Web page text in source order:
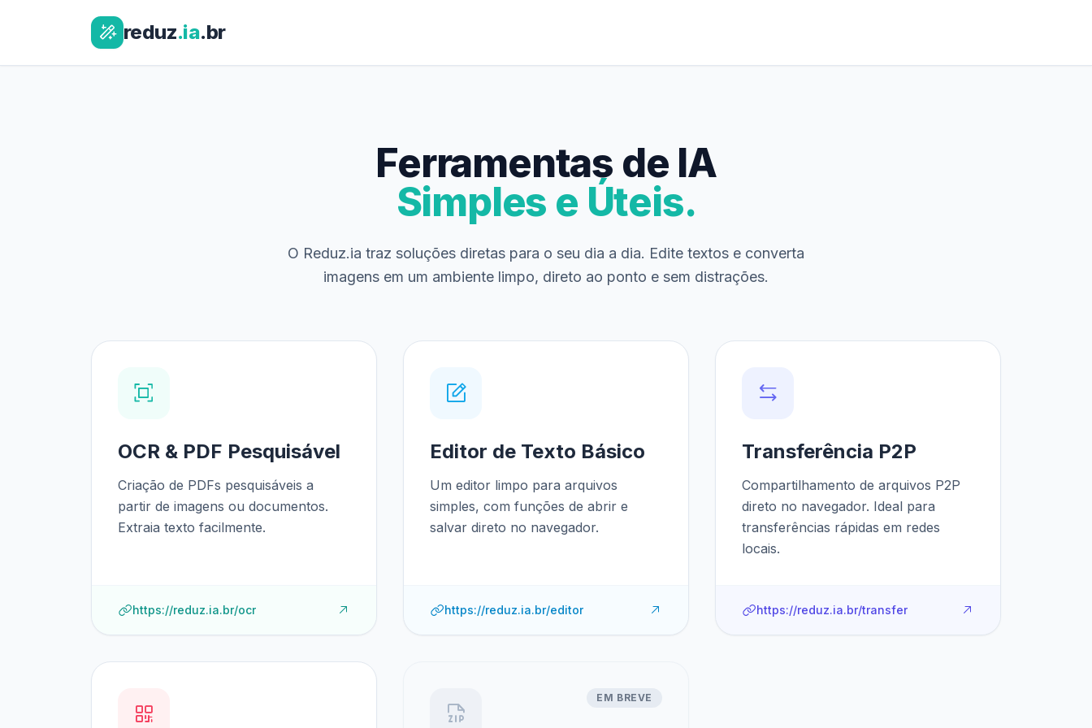
reduz.ia.br
Ferramentas de IA
Simples e Úteis.
O Reduz.ia traz soluções diretas para o seu dia a dia. Edite textos e converta
imagens em um ambiente limpo, direto ao ponto e sem distrações.
OCR & PDF Pesquisável
Criação de PDFs pesquisáveis a
partir de imagens ou documentos.
Extraia texto facilmente.
https://reduz.ia.br/ocr
Editor de Texto Básico
Um editor limpo para arquivos
simples, com funções de abrir e
salvar direto no navegador.
https://reduz.ia.br/editor
Transferência P2P
Compartilhamento de arquivos P2P
direto no navegador. Ideal para
transferências rápidas em redes
locais.
https://reduz.ia.br/transfer
EM BREVE